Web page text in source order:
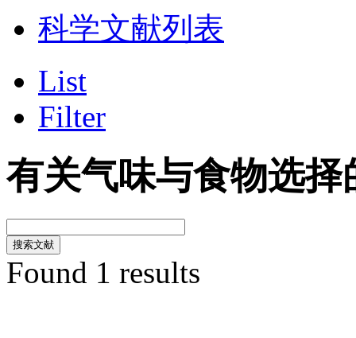
科学文献列表
List
Filter
有关气味与食物选择
Found 1 results